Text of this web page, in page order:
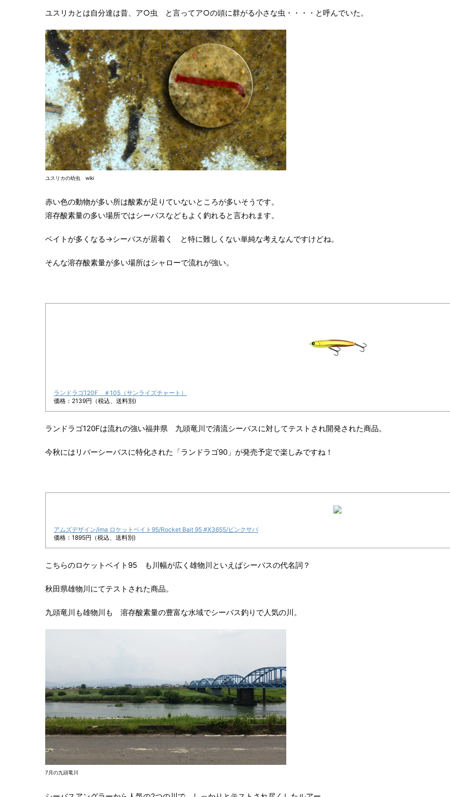
ユスリカとは自分達は昔、ア○虫 と言ってア○の頭に群がる小さな虫・・・・と呼んでいた。
ユスリカの幼虫 wiki
赤い色の動物が多い所は酸素が足りていないところが多いそうです。
溶存酸素量の多い場所ではシーバスなどもよく釣れると言われます。
ベイトが多くなる→シーバスが居着く と特に難しくない単純な考えなんですけどね。
そんな溶存酸素量が多い場所はシャローで流れが強い。
ランドラゴ120F ＃105（サンライズチャート）
価格：2139円（税込、送料別)
ランドラゴ120Fは流れの強い福井県 九頭竜川で清流シーバスに対してテストされ開発された商品。
今秋にはリバーシーバスに特化された「ランドラゴ90」が発売予定で楽しみですね！
アムズデザイン/ima ロケットベイト95/Rocket Bait 95 #X3655/ピンクサバ
価格：1895円（税込、送料別)
こちらのロケットベイト95 も川幅が広く雄物川といえばシーバスの代名詞？
秋田県雄物川にてテストされた商品。
九頭竜川も雄物川も 溶存酸素量の豊富な水域でシーバス釣りで人気の川。
7月の九頭竜川